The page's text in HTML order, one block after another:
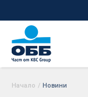
Начало / Новини